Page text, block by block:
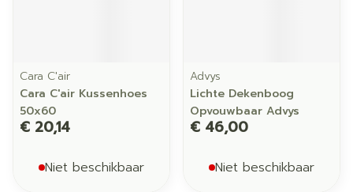
Cara C'air
Cara C'air Kussenhoes
50x60
€ 20,14
Niet beschikbaar
Advys
Lichte Dekenboog
Opvouwbaar Advys
€ 46,00
Niet beschikbaar